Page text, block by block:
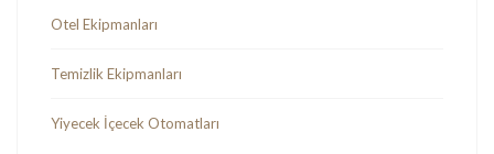
Otel Ekipmanları
Temizlik Ekipmanları
Yiyecek İçecek Otomatları